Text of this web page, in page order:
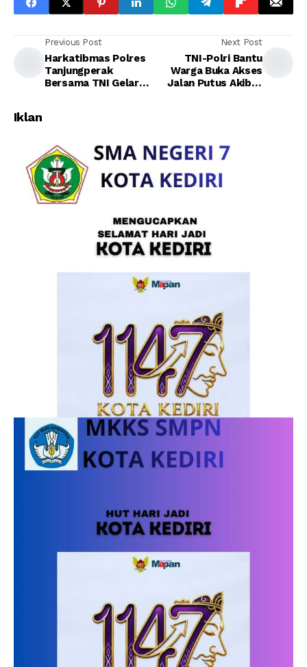
Previous Post
Harkatibmas Polres
Tanjungperak
Bersama TNI Gelar
Next Post
TNI-Polri Bantu
Warga Buka Akses
Jalan Putus Akibat
Iklan